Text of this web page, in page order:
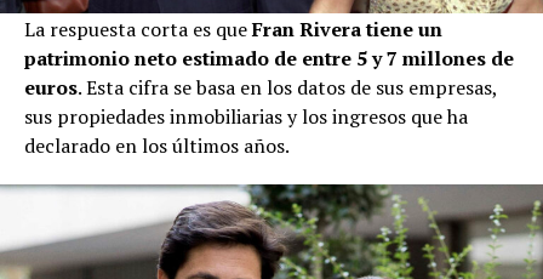
La respuesta corta es queFran Rivera tiene un
patrimonio neto estimado de entre 5 y 7 millones de
euros. Esta cifra se basa en los datos de sus empresas,
sus propiedades inmobiliarias y los ingresos que ha
declarado en los últimos años.